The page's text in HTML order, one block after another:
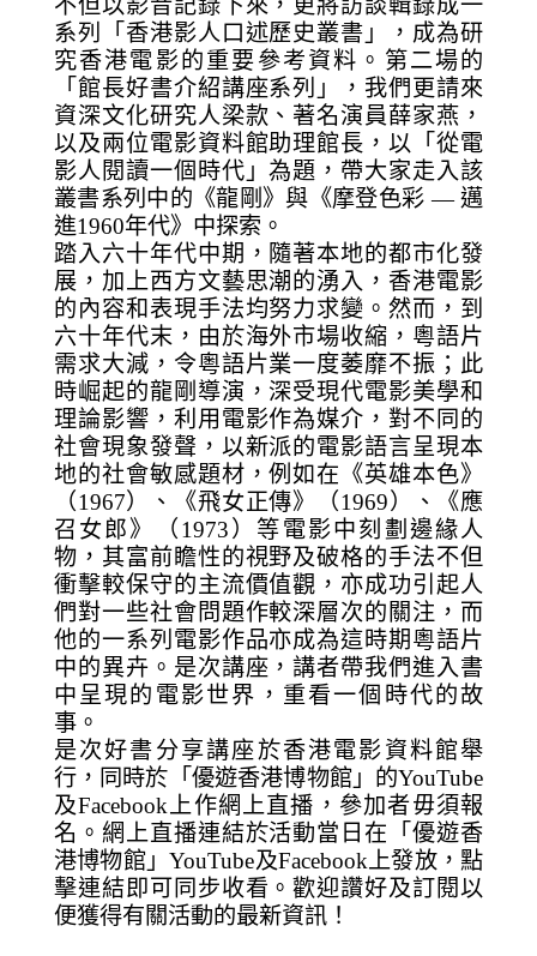
不但以影音記錄下來，更將訪談輯錄成一
系列「香港影人口述歷史叢書」，成為研
究香港電影的重要參考資料。第二場的
「館長好書介紹講座系列」，我們更請來
資深文化研究人梁款、著名演員薛家燕，
以及兩位電影資料館助理館長，以「從電
影人閱讀一個時代」為題，帶大家走入該
叢書系列中的《龍剛》與《摩登色彩 — 邁
進1960年代》中探索。
踏入六十年代中期，隨著本地的都市化發
展，加上西方文藝思潮的湧入，香港電影
的內容和表現手法均努力求變。然而，到
六十年代末，由於海外市場收縮，粵語片
需求大減，令粵語片業一度萎靡不振；此
時崛起的龍剛導演，深受現代電影美學和
理論影響，利用電影作為媒介，對不同的
社會現象發聲，以新派的電影語言呈現本
地的社會敏感題材，例如在《英雄本色》
（1967）、《飛女正傳》（1969）、《應
召女郎》（1973）等電影中刻劃邊緣人
物，其富前瞻性的視野及破格的手法不但
衝擊較保守的主流價值觀，亦成功引起人
們對一些社會問題作較深層次的關注，而
他的一系列電影作品亦成為這時期粵語片
中的異卉。是次講座，講者帶我們進入書
中呈現的電影世界，重看一個時代的故
事。
是次好書分享講座於香港電影資料館舉
行，同時於「優遊香港博物館」的YouTube
及Facebook上作網上直播，參加者毋須報
名。網上直播連結於活動當日在「優遊香
港博物館」YouTube及Facebook上發放，點
擊連結即可同步收看。歡迎讚好及訂閱以
便獲得有關活動的最新資訊！